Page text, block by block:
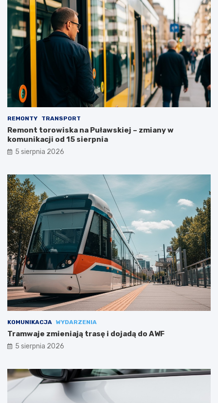
REMONTY TRANSPORT
Remont torowiska na Puławskiej – zmiany w
komunikacji od 15 sierpnia
5 sierpnia 2026
KOMUNIKACJA WYDARZENIA
Tramwaje zmieniają trasę i dojadą do AWF
5 sierpnia 2026